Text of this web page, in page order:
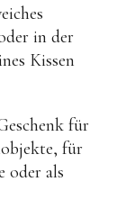
in der
Kissen
für
für
oder als